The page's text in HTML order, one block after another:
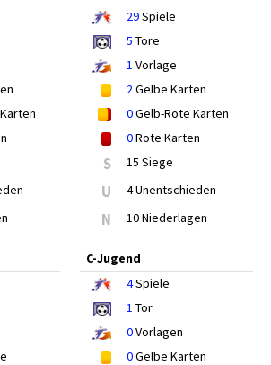
29Spiele
5 Tore
1 Vorlage
2Gelbe Karten
0Gelb-Rote Karten
0Rote Karten
S 15 Siege
U 4 Unentschieden
N 10 Niederlagen
C-Jugend
4Spiele
1 Tor
0Vorlagen
0Gelbe Karten